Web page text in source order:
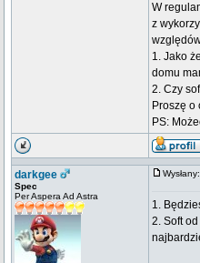
W
z
1. Jako
domu
2. Czy
Proszę
PS:
darkgee
Spec
Per Aspera Ad Astra
1.
2. Soft